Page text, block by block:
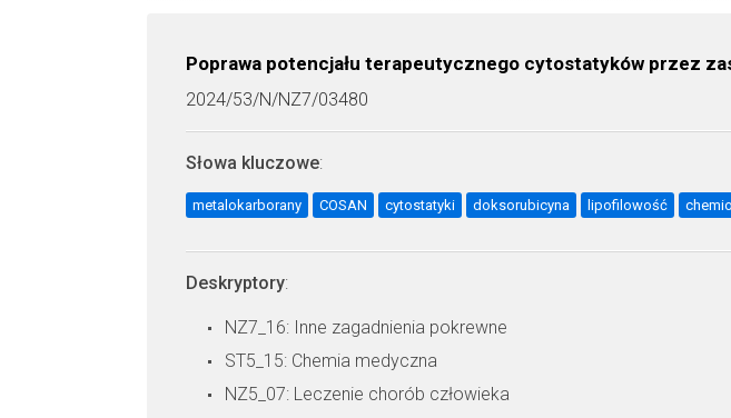
Poprawa potencjału terapeutycznego cytostatyków przez
2024/53/N/NZ7/03480
Słowa kluczowe:
metalokarborany COSAN cytostatyki doksorubicyna lipofilowość
Deskryptory:
NZ7_16: Inne zagadnienia pokrewne
ST5_15: Chemia medyczna
NZ5_07: Leczenie chorób człowieka